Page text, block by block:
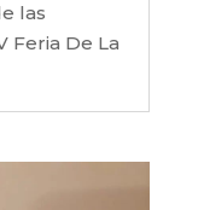
las
Feria De La